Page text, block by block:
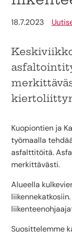
18.7.2023
Kuopiontien ja
työmaalla
asfalttitöitä.
merkittävästi.
Alueella
Suosittelemme